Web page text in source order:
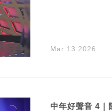
Mar 13 2026
中年好聲音 4｜